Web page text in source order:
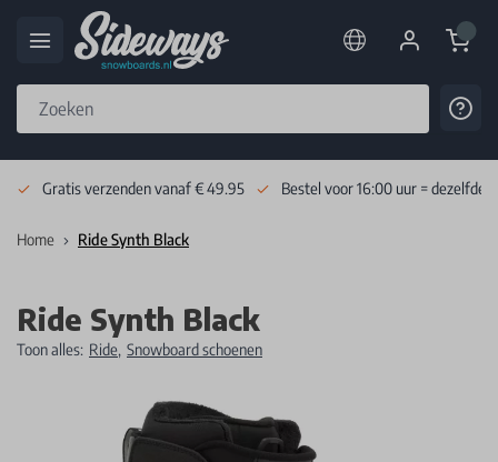
Cart
Gratis verzenden vanaf € 49.95 Bestel voor 16:00 uur = dezelfde
Home Ride Synth Black
Ride Synth Black
Toon alles: Ride, Snowboard schoenen